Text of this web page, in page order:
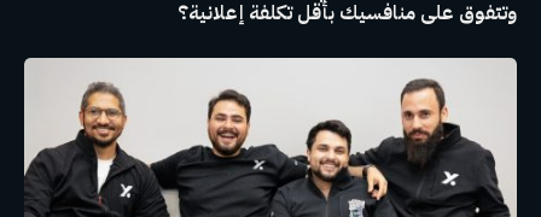
وتتفوق على منافسيك بأقل تكلفة إعلانية؟